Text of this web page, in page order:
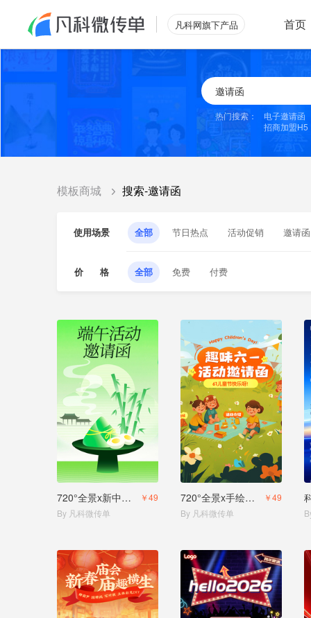
凡科网旗下产品 首页
热门搜索：
电子邀请函
招商加盟H5
模板商城 搜索-邀请函
使用场景 全部 节日热点 活动促销 邀请函
价 格 全部 免费 付费
720°全景x新中式风格端午活动邀请
￥49
By 凡科微传单
720°全景x手绘风儿童节活动邀请函
￥49
By 凡科微传单